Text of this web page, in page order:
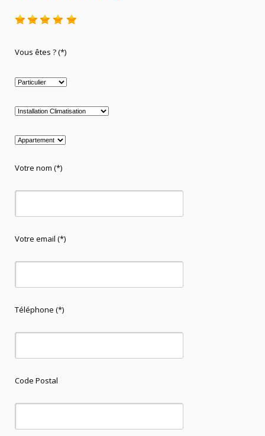
Vous êtes ? (*)
Votre nom (*)
Votre email (*)
Téléphone (*)
Code Postal